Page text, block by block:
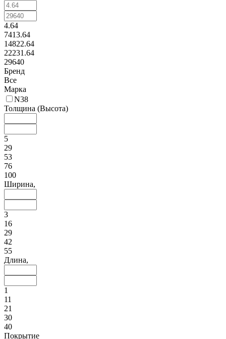
4.64
7413.64
14822.64
22231.64
29640
Бренд
Все
Марка
N38
Толщина (Высота)
5
29
53
76
100
Ширина,
3
16
29
42
55
Длина,
1
11
21
30
40
Покрытие